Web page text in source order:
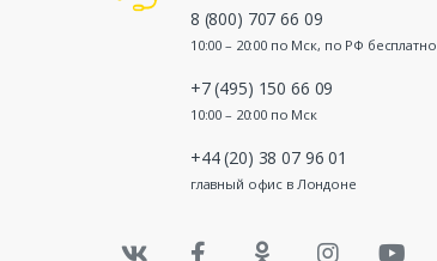
8 (800) 707 66 09
10:00 – 20:00 по Мск, по РФ бесплатно
+7 (495) 150 66 09
10:00 – 20:00 по Мск
+44 (20) 38 07 96 01
главный офис в Лондоне